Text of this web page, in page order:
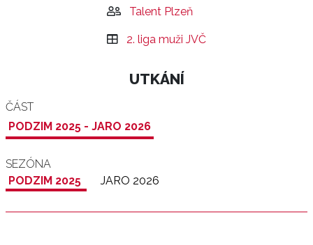
Talent Plzeň
2. liga muži JVČ
UTKÁNÍ
ČÁST
PODZIM 2025 - JARO 2026
SEZÓNA
PODZIM 2025
JARO 2026